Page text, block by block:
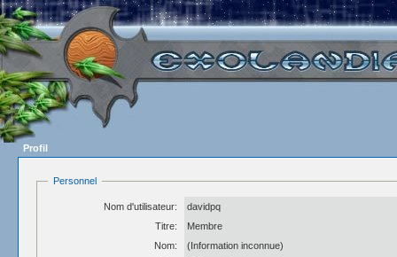
Profil
Personnel
Nom d'utilisateur:
davidpq
Titre:
Membre
Nom:
(Information inconnue)